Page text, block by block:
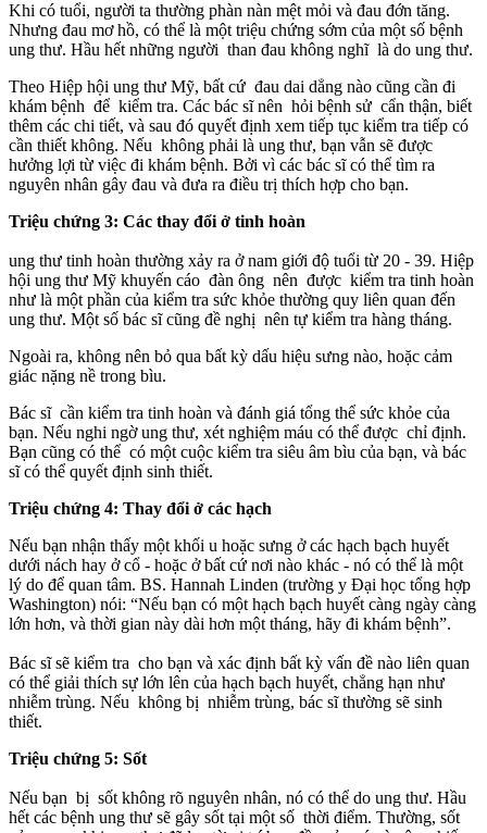
Khi có tuổi, người ta thường phàn nàn mệt mỏi và đau đớn tăng.
Nhưng đau mơ hồ, có thể là một triệu chứng sớm của một số bệnh
ung thư. Hầu hết những người than đau không nghĩ là do ung thư.
Theo Hiệp hội ung thư Mỹ, bất cứ đau dai dẳng nào cũng cần đi
khám bệnh để kiểm tra. Các bác sĩ nên hỏi bệnh sử cẩn thận, biết
thêm các chi tiết, và sau đó quyết định xem tiếp tục kiểm tra tiếp có
cần thiết không. Nếu không phải là ung thư, bạn vẫn sẽ được
hưởng lợi từ việc đi khám bệnh. Bởi vì các bác sĩ có thể tìm ra
nguyên nhân gây đau và đưa ra điều trị thích hợp cho bạn.
Triệu chứng 3: Các thay đổi ở tinh hoàn
ung thư tinh hoàn thường xảy ra ở nam giới độ tuổi từ 20 - 39. Hiệp
hội ung thư Mỹ khuyến cáo đàn ông nên được kiểm tra tinh hoàn
như là một phần của kiểm tra sức khỏe thường quy liên quan đến
ung thư. Một số bác sĩ cũng đề nghị nên tự kiểm tra hàng tháng.
Ngoài ra, không nên bỏ qua bất kỳ dấu hiệu sưng nào, hoặc cảm
giác nặng nề trong bìu.
Bác sĩ cần kiểm tra tinh hoàn và đánh giá tổng thể sức khỏe của
bạn. Nếu nghi ngờ ung thư, xét nghiệm máu có thể được chỉ định.
Bạn cũng có thể có một cuộc kiểm tra siêu âm bìu của bạn, và bác
sĩ có thể quyết định sinh thiết.
Triệu chứng 4: Thay đổi ở các hạch
Nếu bạn nhận thấy một khối u hoặc sưng ở các hạch bạch huyết
dưới nách hay ở cổ - hoặc ở bất cứ nơi nào khác - nó có thể là một
lý do để quan tâm. BS. Hannah Linden (trường y Đại học tổng hợp
Washington) nói: “Nếu bạn có một hạch bạch huyết càng ngày càng
lớn hơn, và thời gian này dài hơn một tháng, hãy đi khám bệnh”.
Bác sĩ sẽ kiểm tra cho bạn và xác định bất kỳ vấn đề nào liên quan
có thể giải thích sự lớn lên của hạch bạch huyết, chẳng hạn như
nhiễm trùng. Nếu không bị nhiễm trùng, bác sĩ thường sẽ sinh
thiết.
Triệu chứng 5: Sốt
Nếu bạn bị sốt không rõ nguyên nhân, nó có thể do ung thư. Hầu
hết các bệnh ung thư sẽ gây sốt tại một số thời điểm. Thường, sốt